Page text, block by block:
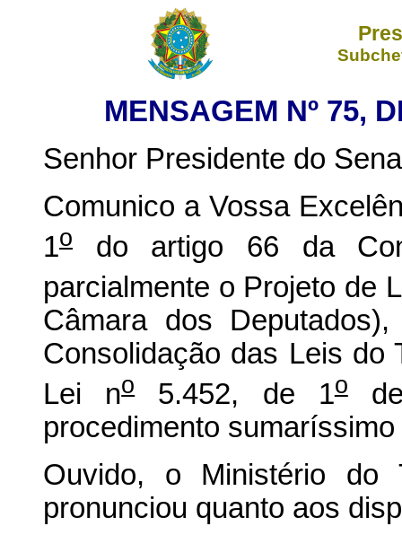
MENSAGEM Nº 75,
Senhor Presidente do
Comunico a Vossa
1o
do artigo 66 da
parcialmente o Projeto de
Câmara dos
Consolidação das Leis do
Lei no5.452, de 1ode
procedimento
Ouvido, o Ministério do
pronunciou quanto aos